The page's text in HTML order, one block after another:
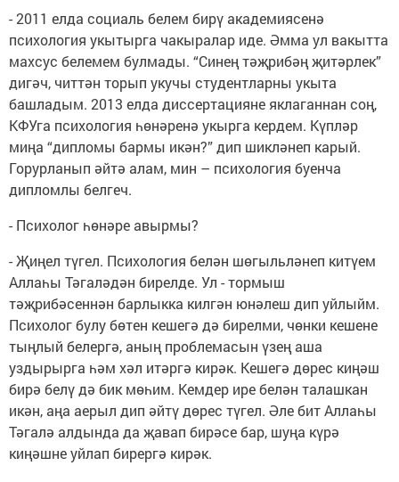
- 2011 елда социаль белем бирү академиясенә
психология укытырга чакыралар иде. Әмма ул вакытта
махсус белемем булмады. “Синең тәҗрибәң җитәрлек”
дигәч, читтән торып укучы студентларны укыта
башладым. 2013 елда диссертацияне яклаганнан соң,
КФУга психология һөнәренә укырга кердем. Күпләр
миңа “дипломы бармы икән?” дип шикләнеп карый.
Горурланып әйтә алам, мин – психология буенча
дипломлы белгеч.
- Психолог һөнәре авырмы?
- Җиңел түгел. Психология белән шөгыльләнеп китүем
Аллаһы Тәгаләдән бирелде. Ул - тормыш
тәҗрибәсеннән барлыкка килгән юнәлеш дип уйлыйм.
Психолог булу бөтен кешегә дә бирелми, чөнки кешене
тыңлый белергә, аның проблемасын үзең аша
уздырырга һәм хәл итәргә кирәк. Кешегә дөрес киңәш
бирә белү дә бик мөһим. Кемдер ире белән талашкан
икән, аңа аерыл дип әйтү дөрес түгел. Әле бит Аллаһы
Тәгалә алдында да җавап бирәсе бар, шуңа күрә
киңәшне уйлап бирергә кирәк.